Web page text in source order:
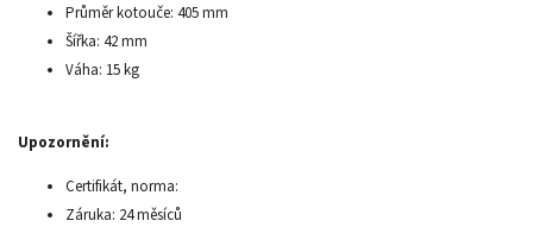
Průměr kotouče: 405 mm
Šířka: 42 mm
Váha: 15 kg
Upozornění:
Certifikát, norma:
Záruka: 24 měsíců